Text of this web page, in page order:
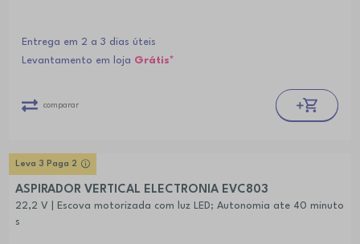
Entrega em 2 a 3 dias úteis
Levantamento em loja Grátis*
comparar
Leva 3 Paga 2
ASPIRADOR VERTICAL ELECTRONIA EVC803
22,2 V | Escova motorizada com luz LED; Autonomia ate 40 minuto
s